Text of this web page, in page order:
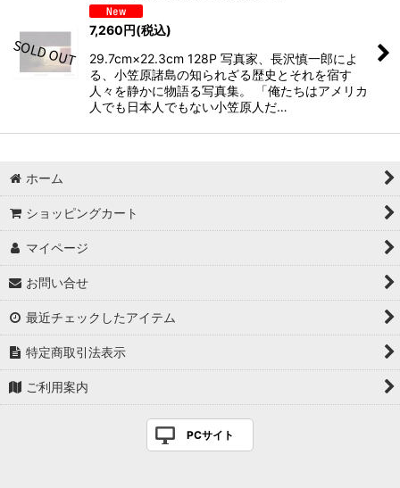
7,260円(税込)
29.7cm×22.3cm 128P 写真家、長沢慎一郎によ
る、小笠原諸島の知られざる歴史とそれを宿す
人々を静かに物語る写真集。 「俺たちはアメリカ
人でも日本人でもない小笠原人だ…
ホーム
ショッピングカート
マイページ
お問い合せ
最近チェックしたアイテム
特定商取引法表示
ご利用案内
PCサイト